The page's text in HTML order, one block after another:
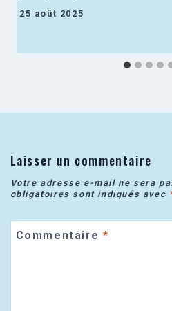
25 août 2025
Laisser un commentaire
Votre adresse e-mail ne sera
obligatoires sont indiqués avec
Commentaire *